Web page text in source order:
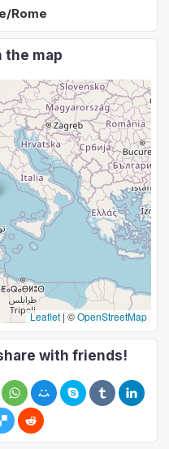
Rome
the map
Leaflet | ©OpenStreetMap
with friends!